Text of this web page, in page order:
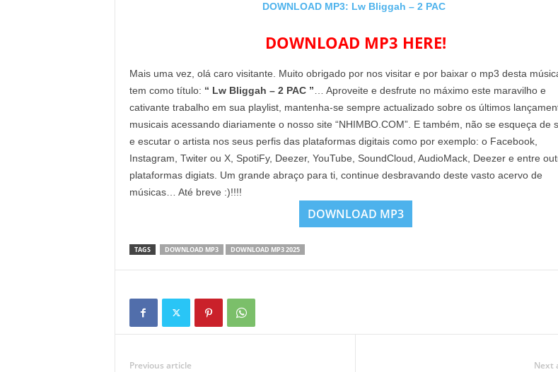
DOWNLOAD MP3: Lw Bliggah – 2 PAC
DOWNLOAD MP3 HERE!
Mais uma vez, olá caro visitante. Muito obrigado por nos visitar e por baixar o mp3 desta
tem como título: “ Lw Bliggah – 2 PAC ” … Aproveite e desfrute no máximo este maravilho e
cativante trabalho em sua playlist, mantenha-se sempre actualizado sobre os últimos
musicais acessando diariamente o nosso site “NHIMBO.COM”. E também, não se esqueça de
e escutar o artista nos seus perfis das plataformas digitais como por exemplo: o Facebook,
Instagram, Twiter ou X, SpotiFy, Deezer, YouTube, SoundCloud, AudioMack, Deezer e entre
plataformas digiats. Um grande abraço para ti, continue desbravando deste vasto acervo de
músicas… Até breve :)!!!!
DOWNLOAD MP3
TAGS DOWNLOAD MP3 DOWNLOAD MP3 2025
Previous article Next